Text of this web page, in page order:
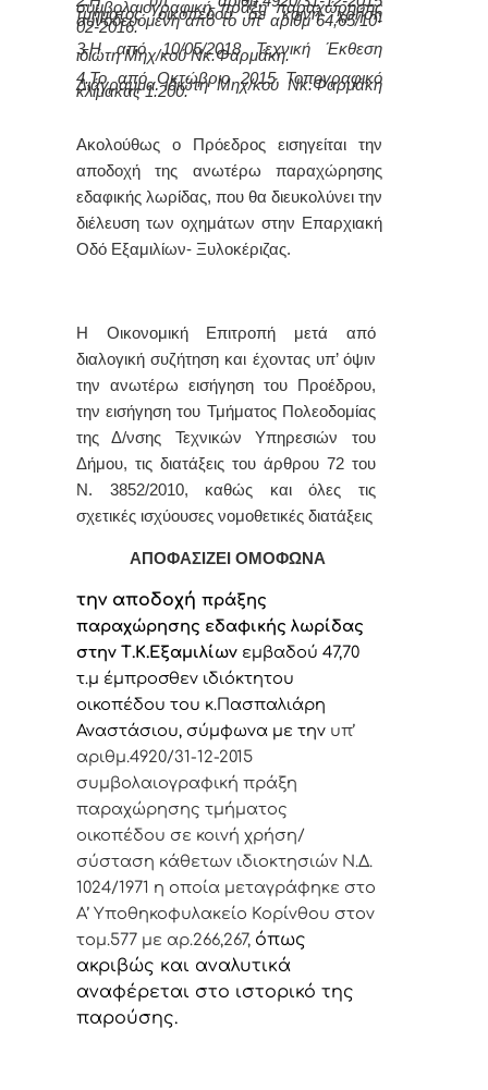
συμβολαιογραφική πράξη παραχώρησης
τμήματος οικοπέδου σε κοινή χρήση
συνοδευόμενη από το υπ’ αριθμ 64,65/10-
02-2016.
3.Η από 10/05/2018 Τεχνική Έκθεση
ιδιώτη Μηχ/κού Νκ.Φαρμάκη.
4.Το από Οκτώβριο 2015 Τοπογραφικό
Διάγραμμα ιδιώτη Μηχ/κού Νκ.Φαρμάκη
κλίμακας 1:200.
Ακολούθως ο Πρόεδρος εισηγείται την
αποδοχή της ανωτέρω παραχώρησης
εδαφικής λωρίδας, που θα διευκολύνει την
διέλευση των οχημάτων στην Επαρχιακή
Οδό Εξαμιλίων- Ξυλοκέριζας.
Η Οικονομική Επιτροπή μετά από
διαλογική συζήτηση και έχοντας υπ’ όψιν
την ανωτέρω εισήγηση του Προέδρου,
την εισήγηση του Τμήματος Πολεοδομίας
της Δ/νσης Τεχνικών Υπηρεσιών του
Δήμου, τις διατάξεις του άρθρου 72 του
Ν. 3852/2010, καθώς και όλες τις
σχετικές ισχύουσες νομοθετικές διατάξεις
ΑΠΟΦΑΣΙΖΕΙ ΟΜΟΦΩΝΑ
την αποδοχή πράξης
παραχώρησης εδαφικής λωρίδας
στην Τ.Κ.Εξαμιλίων εμβαδού 47,70
τ.μ έμπροσθεν ιδιόκτητου
οικοπέδου του κ.Πασπαλιάρη
Αναστάσιου, σύμφωνα με την υπ’
αριθμ.4920/31-12-2015
συμβολαιογραφική πράξη
παραχώρησης τμήματος
οικοπέδου σε κοινή χρήση/
σύσταση κάθετων ιδιοκτησιών Ν.Δ.
1024/1971 η οποία μεταγράφηκε στο
Α’ Υποθηκοφυλακείο Κορίνθου στον
τομ.577 με αρ.266,267, όπως
ακριβώς και αναλυτικά
αναφέρεται στο ιστορικό της
παρούσης.